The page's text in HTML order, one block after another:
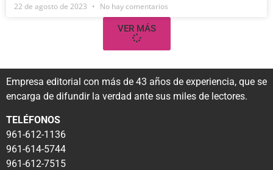
22 de agosto de 2023 No hay comentarios
VER MÁS
Empresa editorial con más de 43 años de experiencia, que se
encarga de difundir la verdad ante sus miles de lectores.
TELÉFONOS
961-612-1136
961-614-5744
961-612-7515